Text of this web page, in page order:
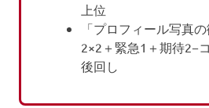
上位
「プロフィール写真
2×2＋緊急1＋期待2−
後回し